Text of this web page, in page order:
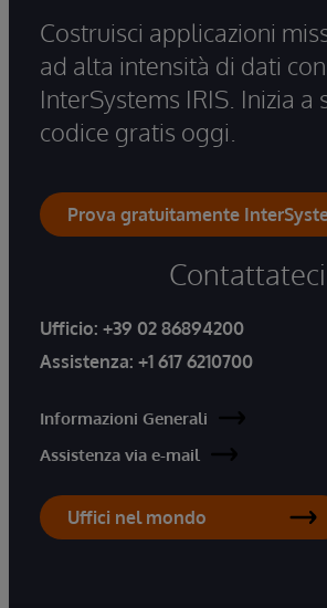
Costruisci applicazioni
ad alta intensità di dati con
InterSystems IRIS. Inizia a
codice gratis oggi.
Prova gratuitamente
Contattateci
Ufficio: +39 02 86894200
Assistenza: +1 617 6210700
Informazioni Generali
Assistenza via e-mail
Uffici nel mondo